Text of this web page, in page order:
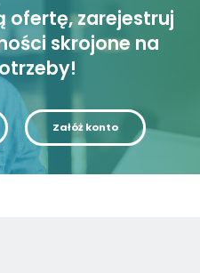
ofertę, zarejestruj
skrojone na
Załóż konto